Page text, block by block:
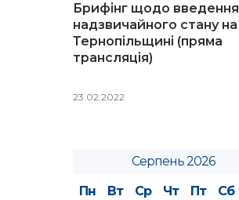
Брифінг щодо введення
надзвичайного стану на
Тернопільщині (пряма
трансляція)
23.02.2022
Серпень 2026
Пн
Вт Ср Чт Пт Сб